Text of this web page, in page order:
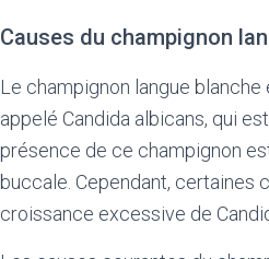
Causes du champignon
Le champignon langue
appelé Candida albicans, qui
présence de ce champignon
buccale. Cependant,
croissance excessive de